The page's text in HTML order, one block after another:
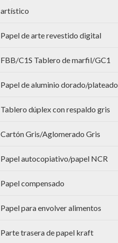
artístico
Papel de arte revestido digital
FBB/C1S Tablero de marfil/GC1
Papel de aluminio dorado/plateado
Tablero dúplex con respaldo gris
Cartón Gris/Aglomerado Gris
Papel autocopiativo/papel NCR
Papel compensado
Papel para envolver alimentos
Parte trasera de papel kraft